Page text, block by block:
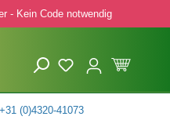
- Kein Code notwendig
+31 (0)4320-41073